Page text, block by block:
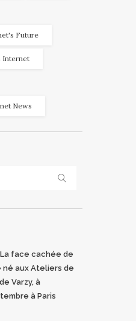
Future
Internet
News
La face cachée de
né aux Ateliers de
Varzy, à
à Paris